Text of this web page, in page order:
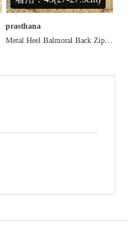
prasthana